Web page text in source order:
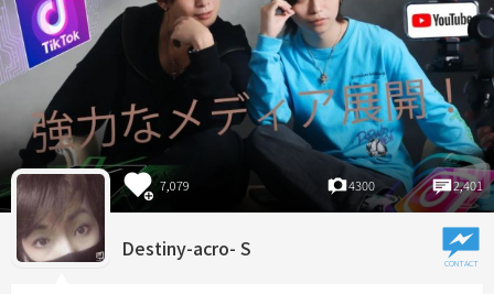
7,079 4300 2,401
Destiny-acro- S